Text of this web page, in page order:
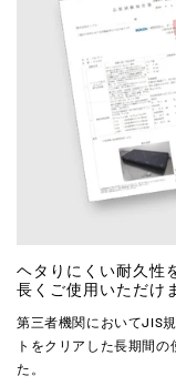
ヘタりにくい耐久性
長くご使用いただけ
第三者機関においてJIS
トをクリアした長期間
た。